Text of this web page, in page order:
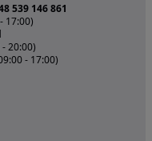
539 146 861
17:00)
20:00)
- 17:00)